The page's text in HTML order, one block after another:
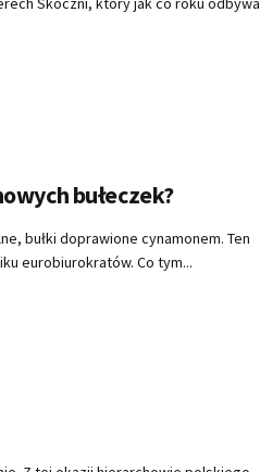
bułeczek?
bułki doprawione cynamonem. Ten
eurobiurokratów. Co tym...